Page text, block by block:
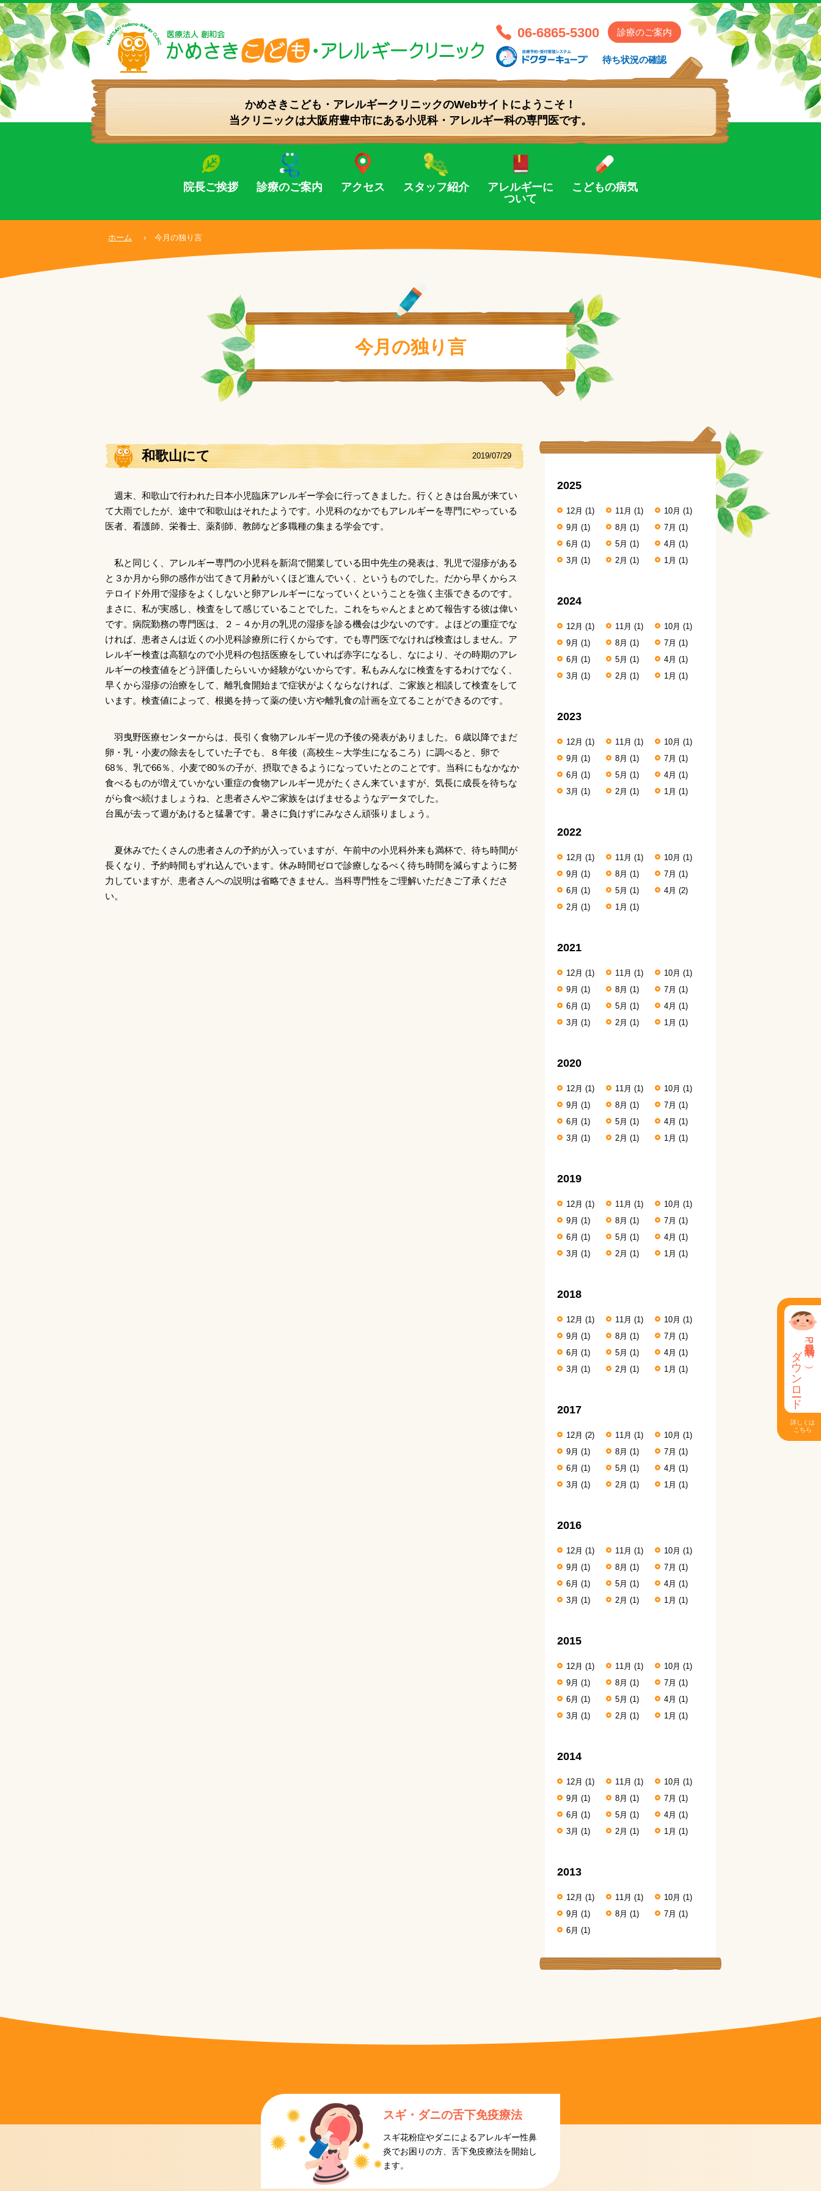
医療法人 創和会 かめさきこども・アレルギークリニック
06-6865-5300 診療のご案内
待ち状況の確認
かめさきこども・アレルギークリニックのWebサイトにようこそ！
当クリニックは大阪府豊中市にある小児科・アレルギー科の専門医です。
院長ご挨拶 診療のご案内 アクセス スタッフ紹介
アレルギーに
ついて
こどもの病気
発熱表（PDF）
ダウンロード
詳しくは
こちら
ホーム › 今月の独り言
今月の独り言
和歌山にて 2019/07/29
週末、和歌山で行われた日本小児臨床アレルギー学会に行ってきました。行くときは台風が来てい
て大雨でしたが、途中で和歌山はそれたようです。小児科のなかでもアレルギーを専門にやっている
医者、看護師、栄養士、薬剤師、教師など多職種の集まる学会です。
私と同じく、アレルギー専門の小児科を新潟で開業している田中先生の発表は、乳児で湿疹がある
と３か月から卵の感作が出てきて月齢がいくほど進んでいく、というものでした。だから早くからス
テロイド外用で湿疹をよくしないと卵アレルギーになっていくということを強く主張できるのです。
まさに、私が実感し、検査をして感じていることでした。これをちゃんとまとめて報告する彼は偉い
です。病院勤務の専門医は、２－４か月の乳児の湿疹を診る機会は少ないのです。よほどの重症でな
ければ、患者さんは近くの小児科診療所に行くからです。でも専門医でなければ検査はしません。ア
レルギー検査は高額なので小児科の包括医療をしていれば赤字になるし、なにより、その時期のアレ
ルギーの検査値をどう評価したらいいか経験がないからです。私もみんなに検査をするわけでなく、
早くから湿疹の治療をして、離乳食開始まで症状がよくならなければ、ご家族と相談して検査をして
います。検査値によって、根拠を持って薬の使い方や離乳食の計画を立てることができるのです。
羽曳野医療センターからは、長引く食物アレルギー児の予後の発表がありました。６歳以降でまだ
卵・乳・小麦の除去をしていた子でも、８年後（高校生～大学生になるころ）に調べると、卵で
68％、乳で66％、小麦で80％の子が、摂取できるようになっていたとのことです。当科にもなかなか
食べるものが増えていかない重症の食物アレルギー児がたくさん来ていますが、気長に成長を待ちな
がら食べ続けましょうね、と患者さんやご家族をはげませるようなデータでした。
台風が去って週があけると猛暑です。暑さに負けずにみなさん頑張りましょう。
夏休みでたくさんの患者さんの予約が入っていますが、午前中の小児科外来も満杯で、待ち時間が
長くなり、予約時間もずれ込んでいます。休み時間ゼロで診療しなるべく待ち時間を減らすように努
力していますが、患者さんへの説明は省略できません。当科専門性をご理解いただきご了承くださ
い。
2025
12月 (1) 11月 (1) 10月 (1)
9月 (1) 8月 (1) 7月 (1)
6月 (1) 5月 (1) 4月 (1)
3月 (1) 2月 (1) 1月 (1)
2024
12月 (1) 11月 (1) 10月 (1)
9月 (1) 8月 (1) 7月 (1)
6月 (1) 5月 (1) 4月 (1)
3月 (1) 2月 (1) 1月 (1)
2023
12月 (1) 11月 (1) 10月 (1)
9月 (1) 8月 (1) 7月 (1)
6月 (1) 5月 (1) 4月 (1)
3月 (1) 2月 (1) 1月 (1)
2022
12月 (1) 11月 (1) 10月 (1)
9月 (1) 8月 (1) 7月 (1)
6月 (1) 5月 (1) 4月 (2)
2月 (1) 1月 (1)
2021
12月 (1) 11月 (1) 10月 (1)
9月 (1) 8月 (1) 7月 (1)
6月 (1) 5月 (1) 4月 (1)
3月 (1) 2月 (1) 1月 (1)
2020
12月 (1) 11月 (1) 10月 (1)
9月 (1) 8月 (1) 7月 (1)
6月 (1) 5月 (1) 4月 (1)
3月 (1) 2月 (1) 1月 (1)
2019
12月 (1) 11月 (1) 10月 (1)
9月 (1) 8月 (1) 7月 (1)
6月 (1) 5月 (1) 4月 (1)
3月 (1) 2月 (1) 1月 (1)
2018
12月 (1) 11月 (1) 10月 (1)
9月 (1) 8月 (1) 7月 (1)
6月 (1) 5月 (1) 4月 (1)
3月 (1) 2月 (1) 1月 (1)
2017
12月 (2) 11月 (1) 10月 (1)
9月 (1) 8月 (1) 7月 (1)
6月 (1) 5月 (1) 4月 (1)
3月 (1) 2月 (1) 1月 (1)
2016
12月 (1) 11月 (1) 10月 (1)
9月 (1) 8月 (1) 7月 (1)
6月 (1) 5月 (1) 4月 (1)
3月 (1) 2月 (1) 1月 (1)
2015
12月 (1) 11月 (1) 10月 (1)
9月 (1) 8月 (1) 7月 (1)
6月 (1) 5月 (1) 4月 (1)
3月 (1) 2月 (1) 1月 (1)
2014
12月 (1) 11月 (1) 10月 (1)
9月 (1) 8月 (1) 7月 (1)
6月 (1) 5月 (1) 4月 (1)
3月 (1) 2月 (1) 1月 (1)
2013
12月 (1) 11月 (1) 10月 (1)
9月 (1) 8月 (1) 7月 (1)
6月 (1)
スギ・ダニの舌下免疫療法
スギ花粉症やダニによるアレルギー性鼻
炎でお困りの方、舌下免疫療法を開始し
ます。